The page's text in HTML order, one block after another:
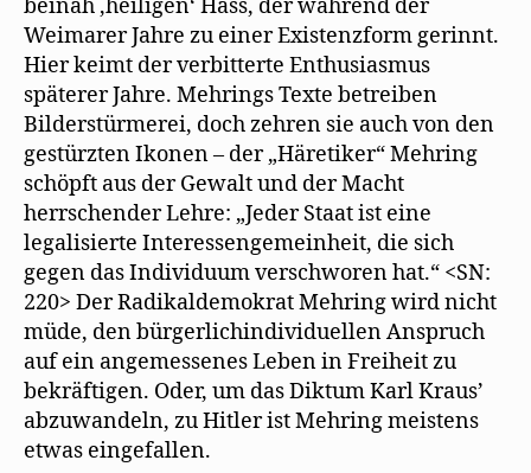
beinah ,heiligen‘ Hass, der während der
Weimarer Jahre zu einer Existenzform gerinnt.
Hier keimt der verbitterte Enthusiasmus
späterer Jahre. Mehrings Texte betreiben
Bilderstürmerei, doch zehren sie auch von den
gestürzten Ikonen – der „Häretiker“ Mehring
schöpft aus der Gewalt und der Macht
herrschender Lehre: „Jeder Staat ist eine
legalisierte Interessengemeinheit, die sich
gegen das Individuum verschworen hat.“ <SN:
220> Der Radikaldemokrat Mehring wird nicht
müde, den bürgerlichindividuellen Anspruch
auf ein angemessenes Leben in Freiheit zu
bekräftigen. Oder, um das Diktum Karl Kraus’
abzuwandeln, zu Hitler ist Mehring meistens
etwas eingefallen.